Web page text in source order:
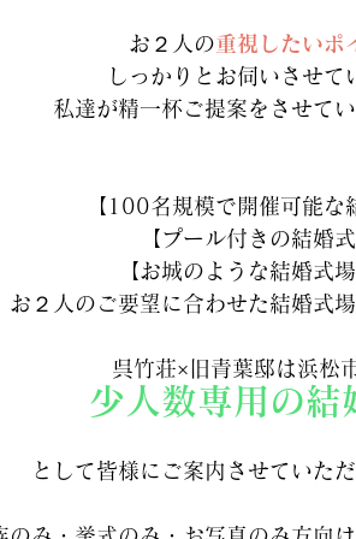
お２人の重視したいポ
しっかりとお伺いさせて
私達が精一杯ご提案をさせてい
【100名規模で開催可能な
【プール付きの結婚式
【お城のような結婚式
お２人のご要望に合わせた結婚式
呉竹荘×旧青葉邸は浜松
少人数専用の結
として皆様にご案内させていた